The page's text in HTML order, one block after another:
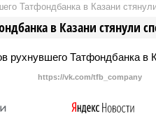
Татфондбанка в Казани
в Казани стянули
https://vk.com/tfb_company